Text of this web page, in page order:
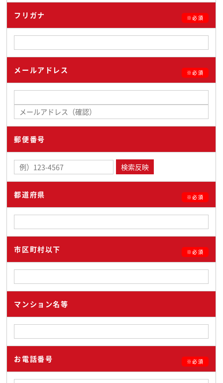
フリガナ ※必須
メールアドレス ※必須
郵便番号
都道府県 ※必須
市区町村以下 ※必須
マンション名等
お電話番号 ※必須